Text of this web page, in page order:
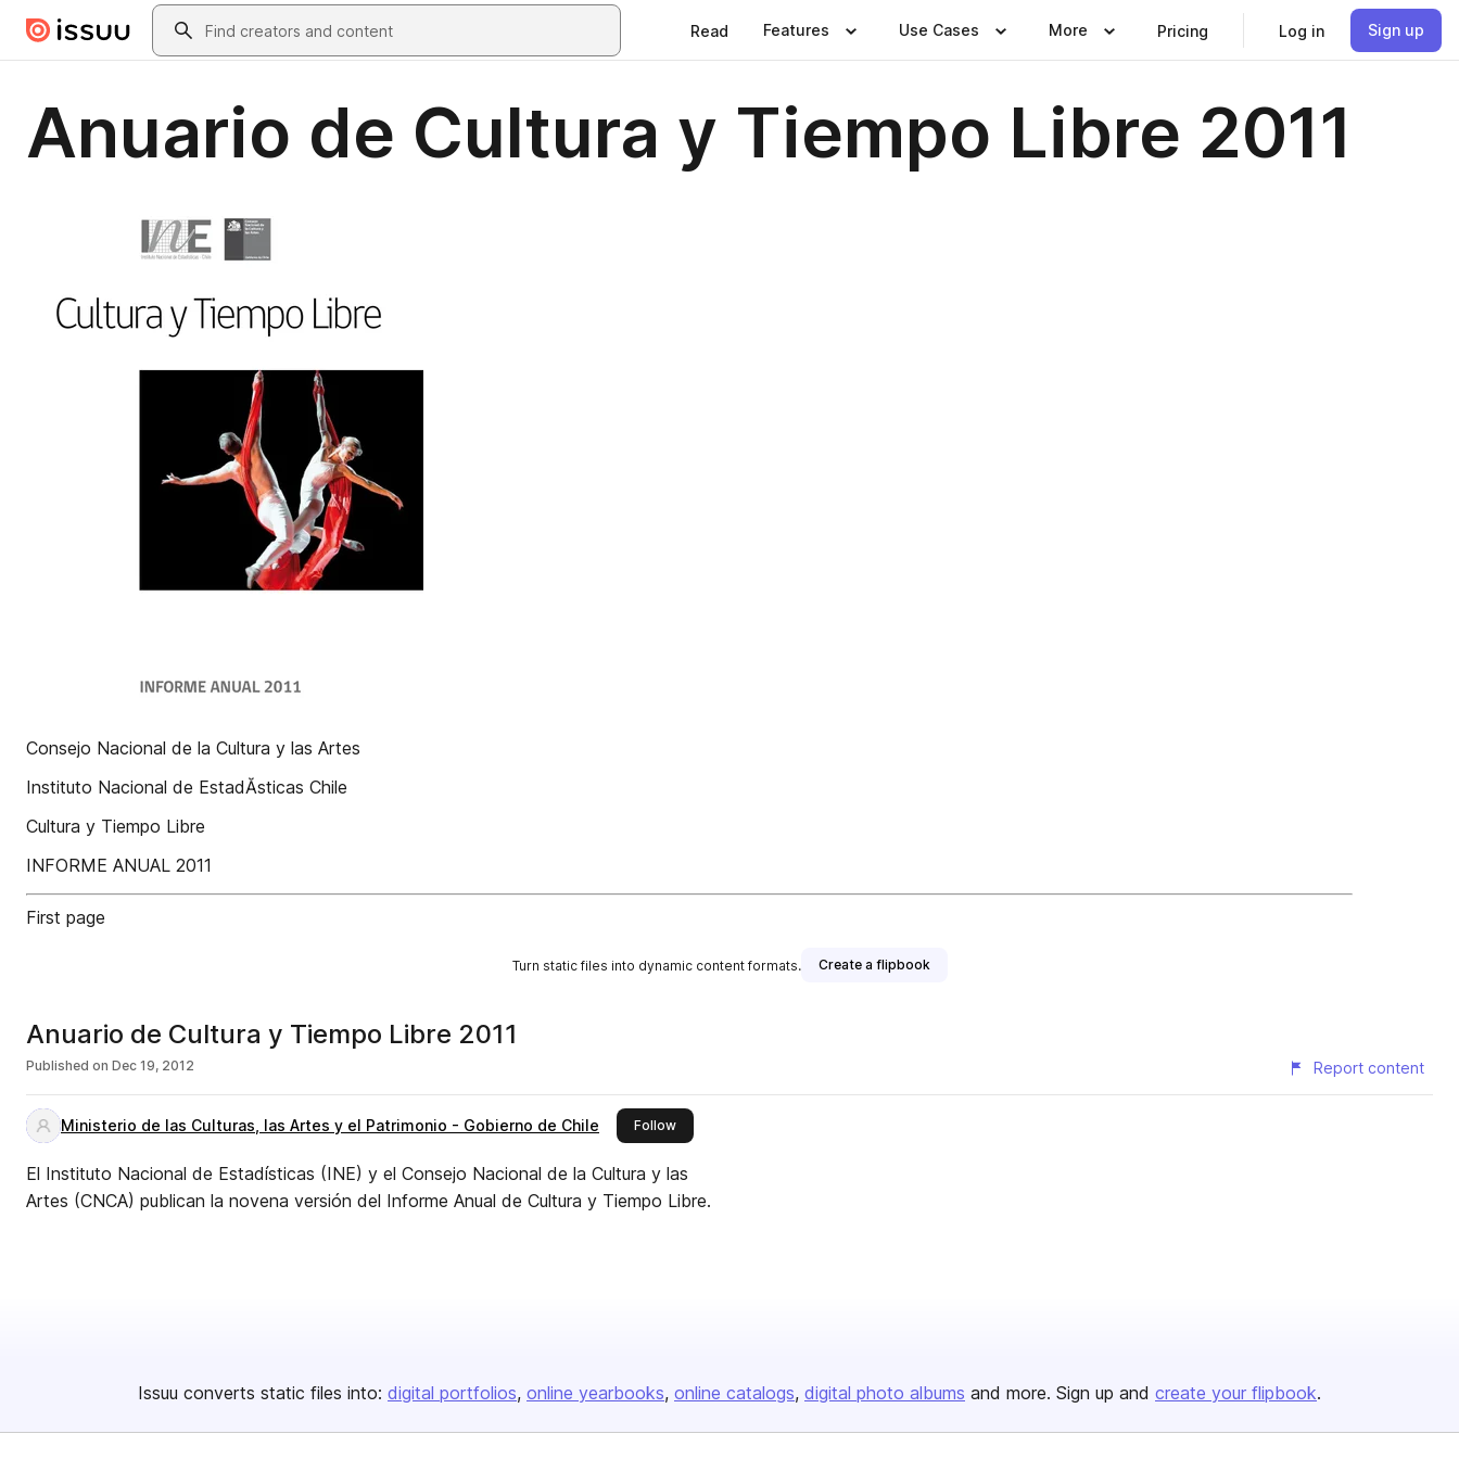
Skip to main contentSearch
Read Features Use Cases More Pricing Log in Sign up
Anuario de Cultura y Tiempo Libre 2011
Consejo Nacional de la Cultura y las Artes
Instituto Nacional de EstadĂ­sticas Chile
Cultura y Tiempo Libre
INFORME ANUAL 2011
First page
Turn static files into dynamic content formats. Create a flipbook
Anuario de Cultura y Tiempo Libre 2011
Published on Dec 19, 2012 Report content
Ministerio de las Culturas, las Artes y el Patrimonio - Gobierno de Chile Followthis publisher
El Instituto Nacional de Estadísticas (INE) y el Consejo Nacional de la Cultura y las
Artes (CNCA) publican la novena versión del Informe Anual de Cultura y Tiempo Libre.
Issuu converts static files into: digital portfolios online yearbooks online catalogs digital photo albums and more. Sign up and create your flipbook.